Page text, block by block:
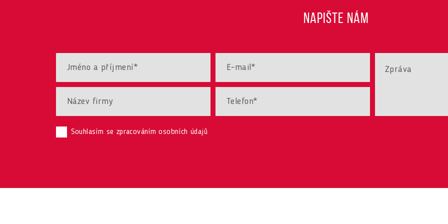
NAPIŠTE NÁM
Souhlasím se zpracováním osobních údajů